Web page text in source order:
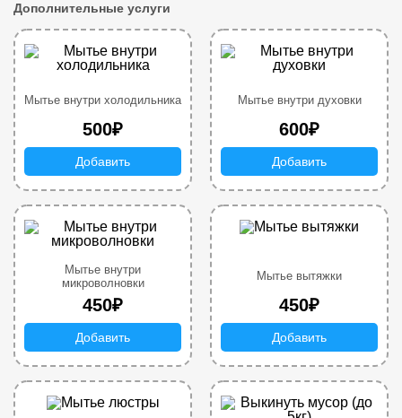
Дополнительные услуги
Мытье внутри холодильника
500₽
Добавить
Мытье внутри духовки
600₽
Добавить
Мытье внутри
микроволновки
450₽
Добавить
Мытье вытяжки
450₽
Добавить